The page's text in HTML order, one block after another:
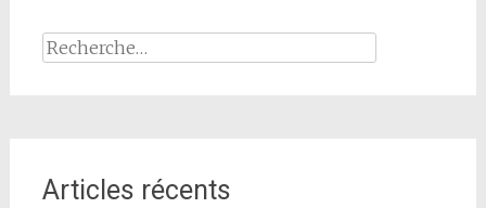
Rechercher :
Articles récents